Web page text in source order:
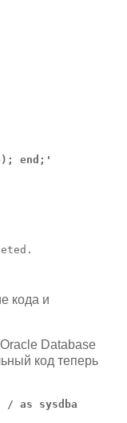
end;'
кода и
Database
код теперь
/ as sysdba